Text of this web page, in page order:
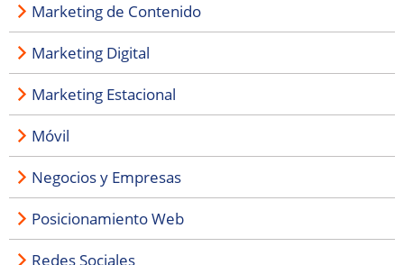
Marketing de Contenido
Marketing Digital
Marketing Estacional
Móvil
Negocios y Empresas
Posicionamiento Web
Redes Sociales